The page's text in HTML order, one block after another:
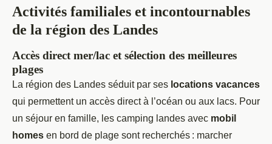
Activités familiales et incontournables
de la région des Landes
Accès direct mer/lac et sélection des meilleures
plages
La région des Landes séduit par ses locations vacances
qui permettent un accès direct à l’océan ou aux lacs. Pour
un séjour en famille, les camping landes avec mobil
homes en bord de plage sont recherchés : marcher